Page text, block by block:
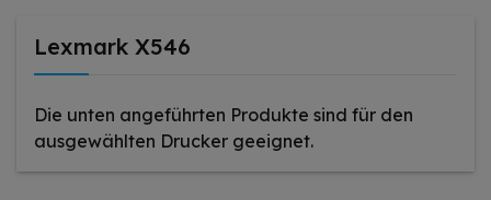
Lexmark X546
Die unten angeführten Produkte sind für den
ausgewählten Drucker geeignet.